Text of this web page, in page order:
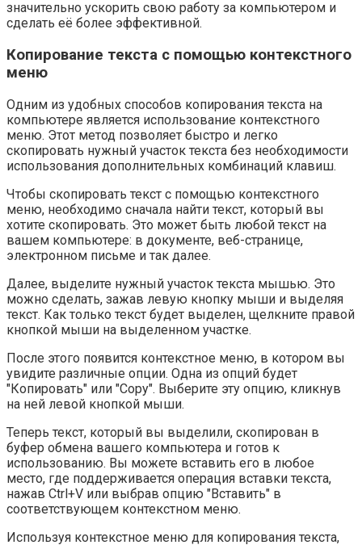
значительно ускорить свою работу за компьютером и
сделать её более эффективной.
Копирование текста с помощью контекстного
меню
Одним из удобных способов копирования текста на
компьютере является использование контекстного
меню. Этот метод позволяет быстро и легко
скопировать нужный участок текста без необходимости
использования дополнительных комбинаций клавиш.
Чтобы скопировать текст с помощью контекстного
меню, необходимо сначала найти текст, который вы
хотите скопировать. Это может быть любой текст на
вашем компьютере: в документе, веб-странице,
электронном письме и так далее.
Далее, выделите нужный участок текста мышью. Это
можно сделать, зажав левую кнопку мыши и выделяя
текст. Как только текст будет выделен, щелкните правой
кнопкой мыши на выделенном участке.
После этого появится контекстное меню, в котором вы
увидите различные опции. Одна из опций будет
"Копировать" или "Copy". Выберите эту опцию, кликнув
на ней левой кнопкой мыши.
Теперь текст, который вы выделили, скопирован в
буфер обмена вашего компьютера и готов к
использованию. Вы можете вставить его в любое
место, где поддерживается операция вставки текста,
нажав Ctrl+V или выбрав опцию "Вставить" в
соответствующем контекстном меню.
Используя контекстное меню для копирования текста,